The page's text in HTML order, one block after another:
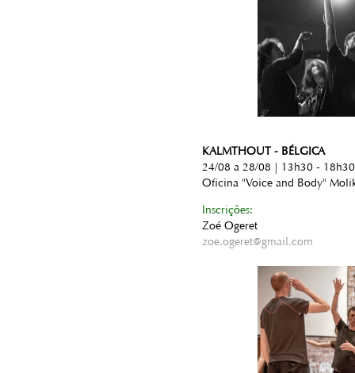
KALMTHOUT - BÉLGICA
24/08 a 28/08 | 13h30 - 18h30
Oficina "Voice and Body"
Inscrições:
Zoé Ogeret
zoe.ogeret@gmail.com